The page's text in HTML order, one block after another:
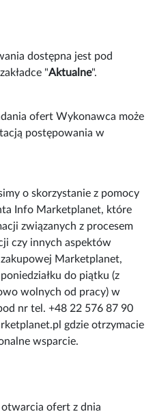
dostępna jest pod
"Aktualne".
ofert Wykonawca może
postępowania w
o skorzystanie z pomocy
Info Marketplanet, które
związanych z procesem
czy innych aspektów
Marketplanet,
do piątku (z
wolnych od pracy) w
nr tel. +48 22 576 87 90
gdzie otrzymacie
wsparcie.
otwarcia ofert z dnia